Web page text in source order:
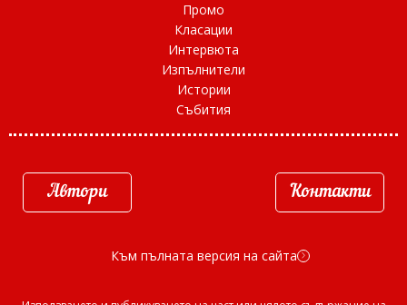
Промо
Класации
Интервюта
Изпълнители
Истории
Събития
Автори Контакти
Към пълната версия на сайта d